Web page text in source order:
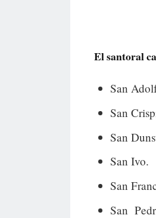
El santoral
San
San
San
San Ivo.
San
San